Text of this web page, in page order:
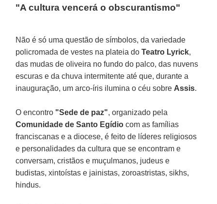
"A cultura vencerá o obscurantismo"
Não é só uma questão de símbolos, da variedade
policromada de vestes na plateia doTeatro Lyrick,
das mudas de oliveira no fundo do palco, das nuvens
escuras e da chuva intermitente até que, durante a
inauguração, um arco-íris ilumina o céu sobre Assis.
O encontro "Sede de paz", organizado pela
Comunidade de Santo Egídio com as famílias
franciscanas e a diocese, é feito de líderes religiosos
e personalidades da cultura que se encontram e
conversam, cristãos e muçulmanos, judeus e
budistas, xintoístas e jainistas, zoroastristas, sikhs,
hindus.